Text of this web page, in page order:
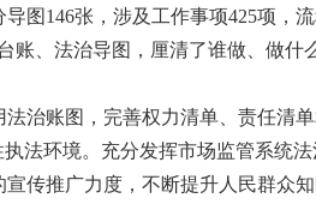
图146张，涉及工作事项425项，
账、法治导图，厘清了谁做、做什
账图，完善权力清单、责任清
法环境。充分发挥市场监管系统
传推广力度，不断提升人民群众知